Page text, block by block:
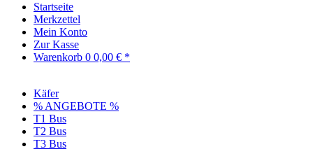
Startseite
Merkzettel
Mein Konto
Zur Kasse
Warenkorb 0 0,00 € *
Käfer
% ANGEBOTE %
T1 Bus
T2 Bus
T3 Bus